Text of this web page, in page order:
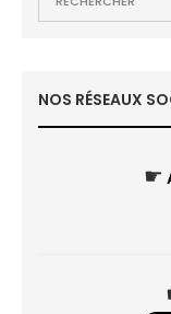
NOS RÉSEAUX
☛